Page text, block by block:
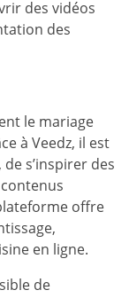
des vidéos
des
le mariage
à Veedz, il est
s’inspirer des
offre
en ligne.
de